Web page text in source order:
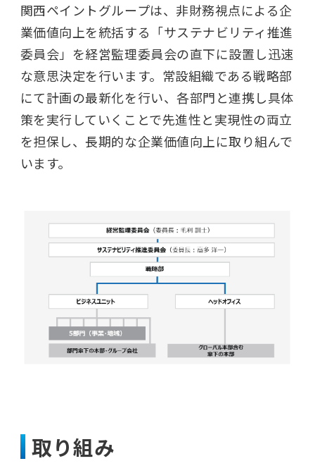
関西ペイントグループは、非財務視点による企
業価値向上を統括する「サステナビリティ推進
委員会」を経営監理委員会の直下に設置し迅速
な意思決定を行います。常設組織である戦略部
にて計画の最新化を行い、各部門と連携し具体
策を実行していくことで先進性と実現性の両立
を担保し、長期的な企業価値向上に取り組んで
います。
取り組み